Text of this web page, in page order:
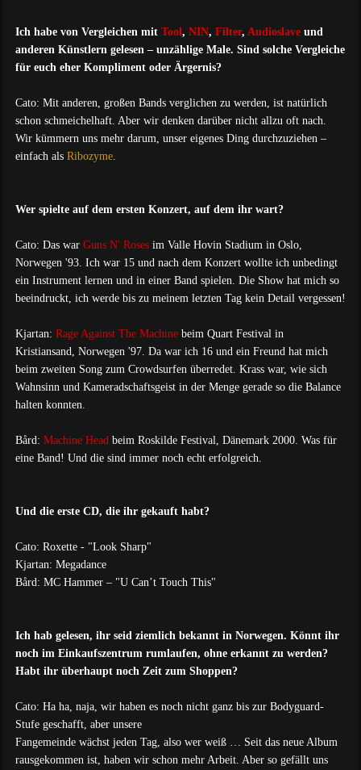
Ich habe von Vergleichen mit Tool, NIN, Filter, Audioslave und
anderen Künstlern gelesen – unzählige Male. Sind solche Vergleiche
für euch eher Kompliment oder Ärgernis?
Cato: Mit anderen, großen Bands verglichen zu werden, ist natürlich
schon schmeichelhaft. Aber wir denken darüber nicht allzu oft nach.
Wir kümmern uns mehr darum, unser eigenes Ding durchzuziehen –
einfach als Ribozyme.
Wer spielte auf dem ersten Konzert, auf dem ihr wart?
Cato: Das war Guns N' Roses im Valle Hovin Stadium in Oslo,
Norwegen '93. Ich war 15 und nach dem Konzert wollte ich unbedingt
ein Instrument lernen und in einer Band spielen. Die Show hat mich so
beeindruckt, ich werde bis zu meinem letzten Tag kein Detail vergessen!
Kjartan: Rage Against The Machine beim Quart Festival in
Kristiansand, Norwegen '97. Da war ich 16 und ein Freund hat mich
beim zweiten Song zum Crowdsurfen überredet. Krass war, wie sich
Wahnsinn und Kameradschaftsgeist in der Menge gerade so die Balance
halten konnten.
Bård: Machine Head beim Roskilde Festival, Dänemark 2000. Was für
eine Band! Und die sind immer noch echt erfolgreich.
Und die erste CD, die ihr gekauft habt?
Cato: Roxette - "Look Sharp"
Kjartan: Megadance
Bård: MC Hammer – "U Can’t Touch This"
Ich hab gelesen, ihr seid ziemlich bekannt in Norwegen. Könnt ihr
noch im Einkaufszentrum rumlaufen, ohne erkannt zu werden?
Habt ihr überhaupt noch Zeit zum Shoppen?
Cato: Ha ha, naja, wir haben es noch nicht ganz bis zur Bodyguard-
Stufe geschafft, aber unsere
Fangemeinde wächst jeden Tag, also wer weiß … Seit das neue Album
rausgekommen ist, haben wir schon mehr Arbeit. Aber so gefällt uns